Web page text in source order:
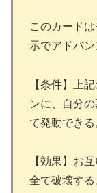
このカード
示でアドバン
【条件】上
ンに、自分
て発動できる
【効果】お
全て破壊す